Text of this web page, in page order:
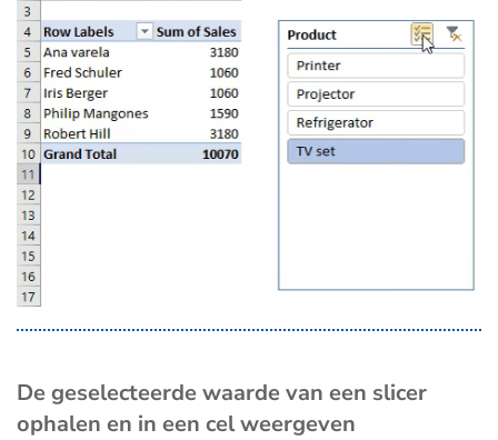
De geselecteerde waarde van een slicer
ophalen en in een cel weergeven